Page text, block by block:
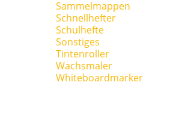
Sammelmappen
Schnellhefter
Schulhefte
Sonstiges
Tintenroller
Wachsmaler
Whiteboardmarker